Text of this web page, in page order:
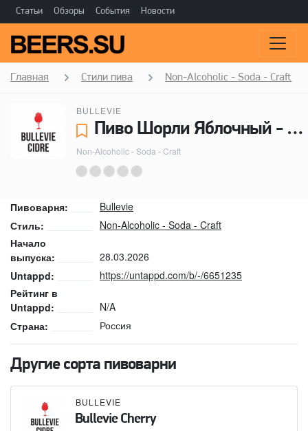
Статьи Обзоры События Новости
Главная Стили пива Non-Alcoholic - Soda - Craft
BULLEVIE
Пиво Шорли Яблочный - Bullevie
Non-Alcoholic - Soda - Craft
Пивоварня:
Bullevie
Стиль:
Non-Alcoholic - Soda - Craft
Начало
выпуска:
28.03.2026
Untappd:
https://untappd.com/b/-/6651235
Рейтинг в
Untappd:
N/A
Страна:
Россия
Другие сорта пивоварни
BULLEVIE
Bullevie Cherry